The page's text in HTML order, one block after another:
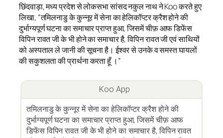
छिंदवाड़ा, मध्य प्रदेश से लोकसभा सांसद नकुल नाथ ने Koo करते हुए
लिखा, “तमिलनाडु के कुन्नूर में सेना का हेलिकॉप्टर क्रैश होने की
दुर्भाग्यपूर्ण घटना का समाचार प्राप्त हुआ, जिसमें चीफ़ आफ डिफेंस
विपिन रावत जी के भी होने का समाचार है, विपिन रावत जी एवं साथियों
को अस्पताल ले जानी की सूचना है। ईश्वर से उनके व समस्त घायलों
की सकुशलता की प्रार्थना करता हूँ ।”
Koo App
तमिलनाडु के कुन्नूर में सेना का हेलिकॉप्टर क्रैश होने की
दुर्भाग्यपूर्ण घटना का समाचार प्राप्त हुआ, जिसमें चीफ़ आफ
डिफेंस विपिन रावत जी के भी होने का समाचार है, विपिन रावत